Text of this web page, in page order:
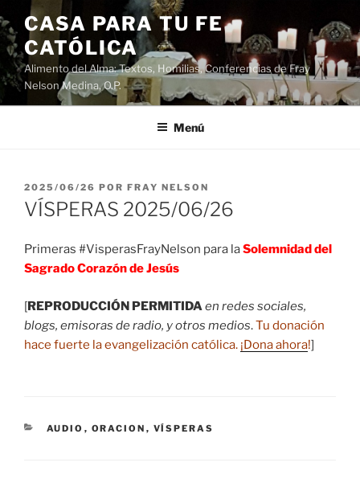
Saltar
al
contenido
CASA PARA TU FE
CATÓLICA
Alimento del Alma: Textos, Homilias, Conferencias de Fray
Nelson Medina, O.P.
Menú
PUBLICADO
EL
2025/06/26 POR FRAY NELSON
VÍSPERAS 2025/06/26
Primeras #VisperasFrayNelson para laSolemnidad del
Sagrado Corazón de Jesús
[REPRODUCCIÓN PERMITIDAen redes sociales,
blogs, emisoras de radio, y otros medios.Tu donación
hace fuerte la evangelización católica. ¡Dona ahora!]
CATEGORÍAS
AUDIO , ORACION , VÍSPERAS